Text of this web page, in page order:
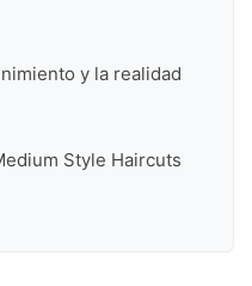
y la realidad
Style Haircuts